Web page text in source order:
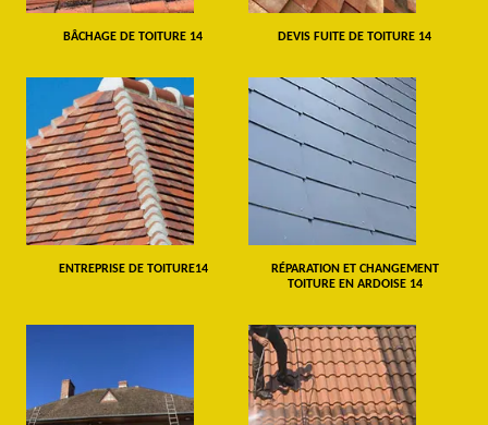
BÂCHAGE DE TOITURE 14 DEVIS FUITE DE TOITURE 14
ENTREPRISE DE TOITURE14
RÉPARATION ET CHANGEMENT
TOITURE EN ARDOISE 14